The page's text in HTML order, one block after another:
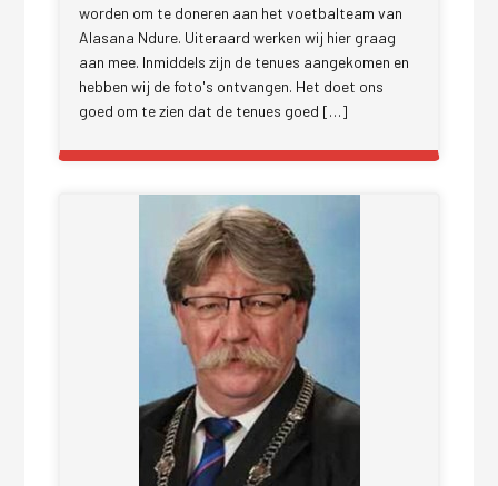
worden om te doneren aan het voetbalteam van
Alasana Ndure. Uiteraard werken wij hier graag
aan mee. Inmiddels zijn de tenues aangekomen en
hebben wij de foto's ontvangen. Het doet ons
goed om te zien dat de tenues goed […]